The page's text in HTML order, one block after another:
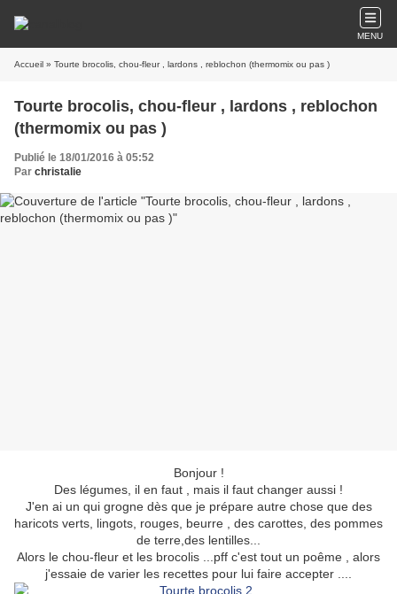
MENU
Accueil » Tourte brocolis, chou-fleur , lardons , reblochon (thermomix ou pas )
Tourte brocolis, chou-fleur , lardons , reblochon
(thermomix ou pas )
Publié le 18/01/2016 à 05:52
Par christalie
Bonjour !
Des légumes, il en faut , mais il faut changer aussi !
J'en ai un qui grogne dès que je prépare autre chose que des
haricots verts, lingots, rouges, beurre , des carottes, des pommes
de terre,des lentilles...
Alors le chou-fleur et les brocolis ...pff c'est tout un poême , alors
j'essaie de varier les recettes pour lui faire accepter ....